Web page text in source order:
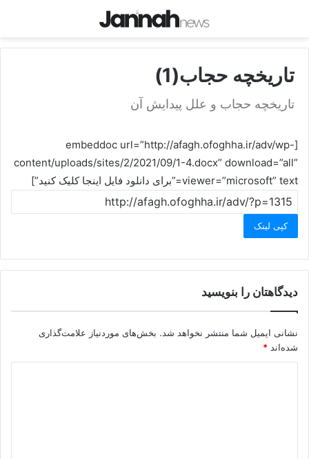
تاریخچه حجاب(1)
تاريخچه حجاب و علل پيدايش آن
[embeddoc url=”http://afagh.ofoghha.ir/adv/wp-
content/uploads/sites/2/2021/09/1-4.docx” download=”all”
viewer=”microsoft” text=”برای دانلود فایل اینجا کلیک کنید”]
کپی لینک
دیدگاهتان را بنویسید
نشانی ایمیل شما منتشر نخواهد شد. بخش‌های موردنیاز علامت‌گذاری
شده‌اند *